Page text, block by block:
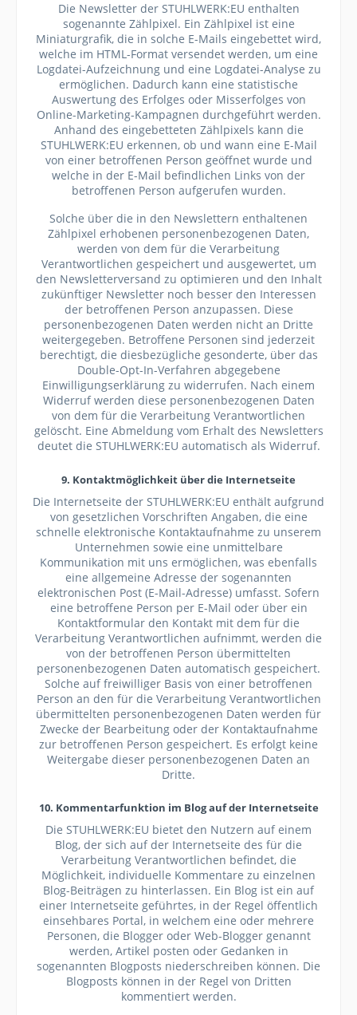
Die Newsletter der STUHLWERK:EU enthalten
sogenannte Zählpixel. Ein Zählpixel ist eine
Miniaturgrafik, die in solche E-Mails eingebettet wird,
welche im HTML-Format versendet werden, um eine
Logdatei-Aufzeichnung und eine Logdatei-Analyse zu
ermöglichen. Dadurch kann eine statistische
Auswertung des Erfolges oder Misserfolges von
Online-Marketing-Kampagnen durchgeführt werden.
Anhand des eingebetteten Zählpixels kann die
STUHLWERK:EU erkennen, ob und wann eine E-Mail
von einer betroffenen Person geöffnet wurde und
welche in der E-Mail befindlichen Links von der
betroffenen Person aufgerufen wurden.
Solche über die in den Newslettern enthaltenen
Zählpixel erhobenen personenbezogenen Daten,
werden von dem für die Verarbeitung
Verantwortlichen gespeichert und ausgewertet, um
den Newsletterversand zu optimieren und den Inhalt
zukünftiger Newsletter noch besser den Interessen
der betroffenen Person anzupassen. Diese
personenbezogenen Daten werden nicht an Dritte
weitergegeben. Betroffene Personen sind jederzeit
berechtigt, die diesbezügliche gesonderte, über das
Double-Opt-In-Verfahren abgegebene
Einwilligungserklärung zu widerrufen. Nach einem
Widerruf werden diese personenbezogenen Daten
von dem für die Verarbeitung Verantwortlichen
gelöscht. Eine Abmeldung vom Erhalt des Newsletters
deutet die STUHLWERK:EU automatisch als Widerruf.
9. Kontaktmöglichkeit über die Internetseite
Die Internetseite der STUHLWERK:EU enthält aufgrund
von gesetzlichen Vorschriften Angaben, die eine
schnelle elektronische Kontaktaufnahme zu unserem
Unternehmen sowie eine unmittelbare
Kommunikation mit uns ermöglichen, was ebenfalls
eine allgemeine Adresse der sogenannten
elektronischen Post (E-Mail-Adresse) umfasst. Sofern
eine betroffene Person per E-Mail oder über ein
Kontaktformular den Kontakt mit dem für die
Verarbeitung Verantwortlichen aufnimmt, werden die
von der betroffenen Person übermittelten
personenbezogenen Daten automatisch gespeichert.
Solche auf freiwilliger Basis von einer betroffenen
Person an den für die Verarbeitung Verantwortlichen
übermittelten personenbezogenen Daten werden für
Zwecke der Bearbeitung oder der Kontaktaufnahme
zur betroffenen Person gespeichert. Es erfolgt keine
Weitergabe dieser personenbezogenen Daten an
Dritte.
10. Kommentarfunktion im Blog auf der Internetseite
Die STUHLWERK:EU bietet den Nutzern auf einem
Blog, der sich auf der Internetseite des für die
Verarbeitung Verantwortlichen befindet, die
Möglichkeit, individuelle Kommentare zu einzelnen
Blog-Beiträgen zu hinterlassen. Ein Blog ist ein auf
einer Internetseite geführtes, in der Regel öffentlich
einsehbares Portal, in welchem eine oder mehrere
Personen, die Blogger oder Web-Blogger genannt
werden, Artikel posten oder Gedanken in
sogenannten Blogposts niederschreiben können. Die
Blogposts können in der Regel von Dritten
kommentiert werden.